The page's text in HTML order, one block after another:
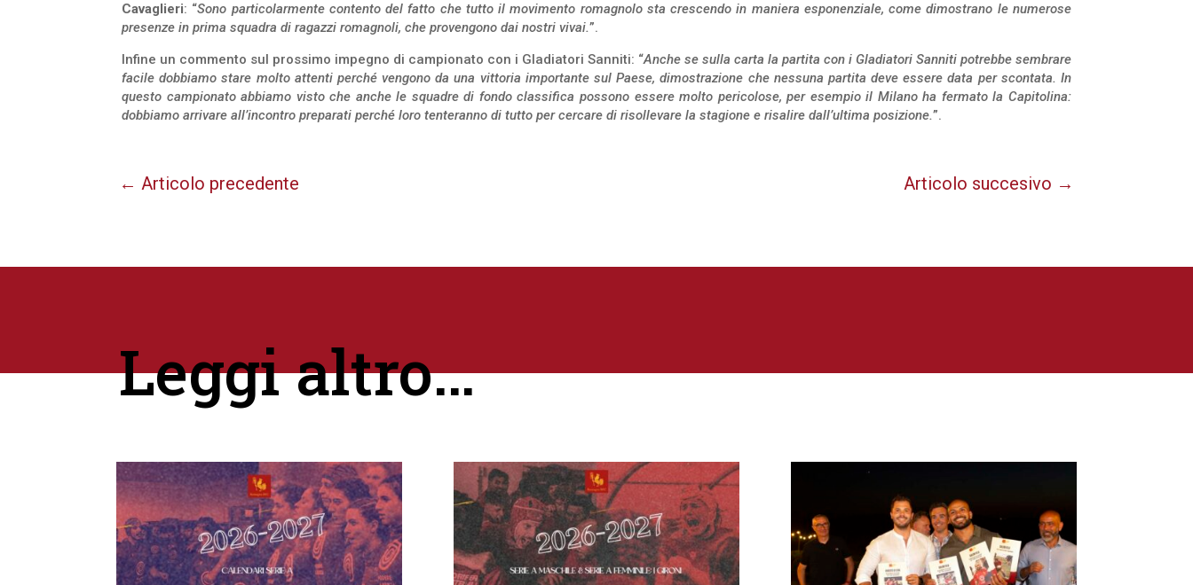
Cavaglieri: “Sono particolarmente contento del fatto che tutto il movimento romagnolo sta crescendo in maniera esponenziale, come dimostrano le numerose
presenze in prima squadra di ragazzi romagnoli, che provengono dai nostri vivai.”.
Infine un commento sul prossimo impegno di campionato con i Gladiatori Sanniti: “Anche se sulla carta la partita con i Gladiatori Sanniti potrebbe sembrare
facile dobbiamo stare molto attenti perché vengono da una vittoria importante sul Paese, dimostrazione che nessuna partita deve essere data per scontata. In
questo campionato abbiamo visto che anche le squadre di fondo classifica possono essere molto pericolose, per esempio il Milano ha fermato la Capitolina:
dobbiamo arrivare all’incontro preparati perché loro tenteranno di tutto per cercare di risollevare la stagione e risalire dall’ultima posizione.”.
←Articolo precedente Articolo succesivo →
Leggi altro…